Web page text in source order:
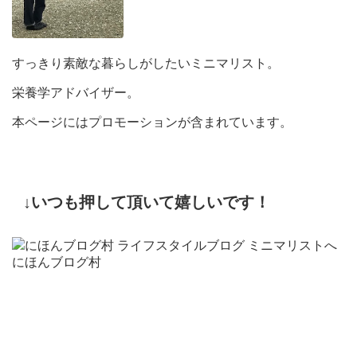
すっきり素敵な暮らしがしたいミニマリスト。
栄養学アドバイザー。
本ページにはプロモーションが含まれています。
↓いつも押して頂いて嬉しいです！
にほんブログ村